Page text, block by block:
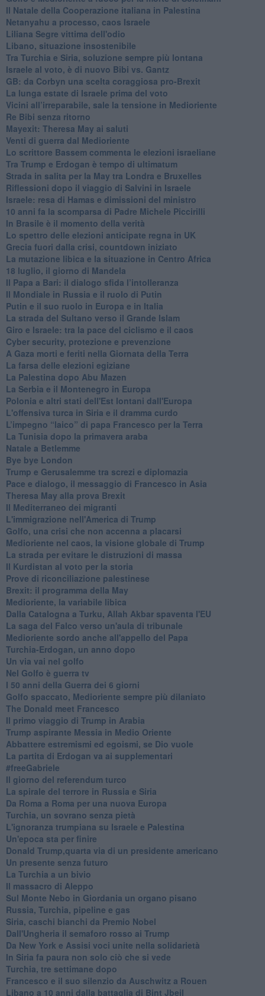
Il Natale della Cooperazione italiana in Palestina
Netanyahu a processo, caos Israele
Liliana Segre vittima dell'odio
Libano, situazione insostenibile
Tra Turchia e Siria, soluzione sempre più lontana
Israele al voto, è di nuovo Bibi vs. Gantz
GB: da Corbyn una scelta coraggiosa pro-Brexit
La lunga estate di Israele prima del voto
Vicini all’irreparabile, sale la tensione in Medioriente
Re Bibi senza ritorno
Mayexit: Theresa May ai saluti
Venti di guerra dal Medioriente
Lo scrittore Bassem commenta le elezioni israeliane
Tra Trump e Erdogan è tempo di ultimatum
Strada in salita per la May tra Londra e Bruxelles
Riflessioni dopo il viaggio di Salvini in Israele
Israele: resa di Hamas e dimissioni del ministro
10 anni fa la scomparsa di Padre Michele Piccirilli
In Brasile è il momento della verità
Lo spettro delle elezioni anticipate regna in UK
Grecia fuori dalla crisi, countdown iniziato
La mutazione libica e la situazione in Centro Africa
18 luglio, il giorno di Mandela
Il Papa a Bari: il dialogo sfida l’intolleranza
Il Mondiale in Russia e il ruolo di Putin
Putin e il suo ruolo in Europa e in Italia
La strada del Sultano verso il Grande Islam
Giro e Israele: tra la pace del ciclismo e il caos
Cyber security, protezione e prevenzione
A Gaza morti e feriti nella Giornata della Terra
La farsa delle elezioni egiziane
La Palestina dopo Abu Mazen
La Serbia e il Montenegro in Europa
Polonia e altri stati dell'Est lontani dall'Europa
L'offensiva turca in Siria e il dramma curdo
L’impegno “laico” di papa Francesco per la Terra
La Tunisia dopo la primavera araba
Natale a Betlemme
Bye bye London
Trump e Gerusalemme tra screzi e diplomazia
Pace e dialogo, il messaggio di Francesco in Asia
Theresa May alla prova Brexit
Il Mediterraneo dei migranti
L'immigrazione nell'America di Trump
Golfo, una crisi che non accenna a placarsi
Medioriente nel caos, la visione globale di Trump
La strada per evitare le distruzioni di massa
Il Kurdistan al voto per la storia
Prove di riconciliazione palestinese
Brexit: il programma della May
Medioriente, la variabile libica
Dalla Catalogna a Turku, Allah Akbar spaventa l'EU
La saga del Falco verso un'aula di tribunale
Medioriente sordo anche all'appello del Papa
Turchia-Erdogan, un anno dopo
Un via vai nel golfo
Nel Golfo è guerra tv
I 50 anni della Guerra dei 6 giorni
Golfo spaccato, Medioriente sempre più dilaniato
The Donald meet Francesco
Il primo viaggio di Trump in Arabia
Trump aspirante Messia in Medio Oriente
Abbattere estremismi ed egoismi, se Dio vuole
La partita di Erdogan va ai supplementari
#freeGabriele
Il giorno del referendum turco
La spirale del terrore in Russia e Siria
Da Roma a Roma per una nuova Europa
Turchia, un sovrano senza pietà
L'ignoranza trumpiana su Israele e Palestina
Un'epoca sta per finire
Donald Trump,quarta via di un presidente americano
Un presente senza futuro
La Turchia a un bivio
Il massacro di Aleppo
Sul Monte Nebo in Giordania un organo pisano
Russia, Turchia, pipeline e gas
Siria, caschi bianchi da Premio Nobel
Dall'Ungheria il semaforo rosso ai Trump
Da New York e Assisi voci unite nella solidarietà
In Siria fa paura non solo ciò che si vede
Turchia, tre settimane dopo
Francesco e il suo silenzio da Auschwitz a Rouen
Libano a 10 anni dalla battaglia di Bint Jbeil